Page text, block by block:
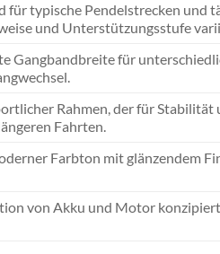
typische Pendelstrecken und
und Unterstützungsstufe
Gangbandbreite für
Rahmen, der für
Fahrten.
Farbton mit glänzendem
von Akku und Motor